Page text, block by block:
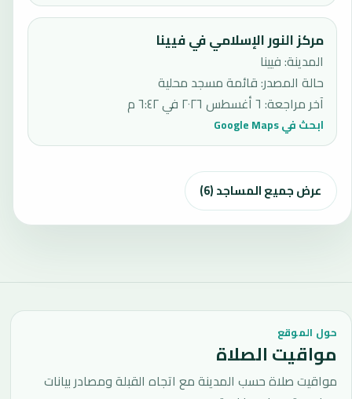
مركز النور الإسلامي في فيينا
المدينة: فيينا
حالة المصدر:قائمة مسجد محلية
آخر مراجعة: ٦ أغسطس ٢٠٢٦ في ٦:٤٢ م
ابحث في Google Maps
عرض جميع المساجد (6)
حول الموقع
مواقيت الصلاة
مواقيت صلاة حسب المدينة مع اتجاه القبلة ومصادر بيانات